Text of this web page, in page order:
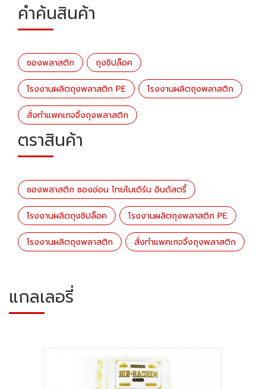
คำค้นสินค้า
ซองพลาสติก ถุงซิปล็อค
โรงงานผลิตถุงพลาสติก PE โรงงานผลิตถุงพลาสติก
สั่งทำแพคเกจจิ้งถุงพลาสติก
ตราสินค้า
ซองพลาสติก ซองอ่อน ไทยโมเดิร์น อินดัสตรี้
โรงงานผลิตถุงซิปล็อค โรงงานผลิตถุงพลาสติก PE
โรงงานผลิตถุงพลาสติก สั่งทำแพคเกจจิ้งถุงพลาสติก
แกลเลอรี่